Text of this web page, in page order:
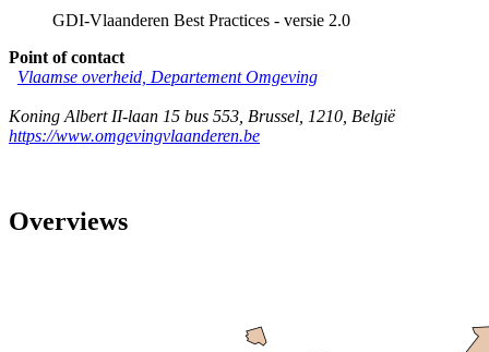
GDI-Vlaanderen Best Practices - versie 2.0
Point of contact
Vlaamse overheid, Departement Omgeving
Koning Albert II-laan 15 bus 553 Brussel 1210 België
https://www.omgevingvlaanderen.be
Overviews